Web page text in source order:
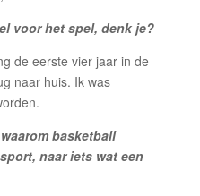
voor het spel, denk je?
de eerste vier jaar in de
naar huis. Ik was
basketball
naar iets wat een